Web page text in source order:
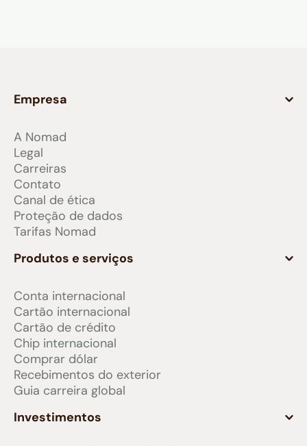
Empresa
A Nomad
Legal
Carreiras
Contato
Canal de ética
Proteção de dados
Tarifas Nomad
Produtos e serviços
Conta internacional
Cartão internacional
Cartão de crédito
Chip internacional
Comprar dólar
Recebimentos do exterior
Guia carreira global
Investimentos